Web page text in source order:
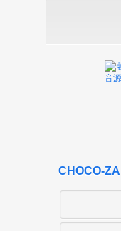
CHOCO-ZAI